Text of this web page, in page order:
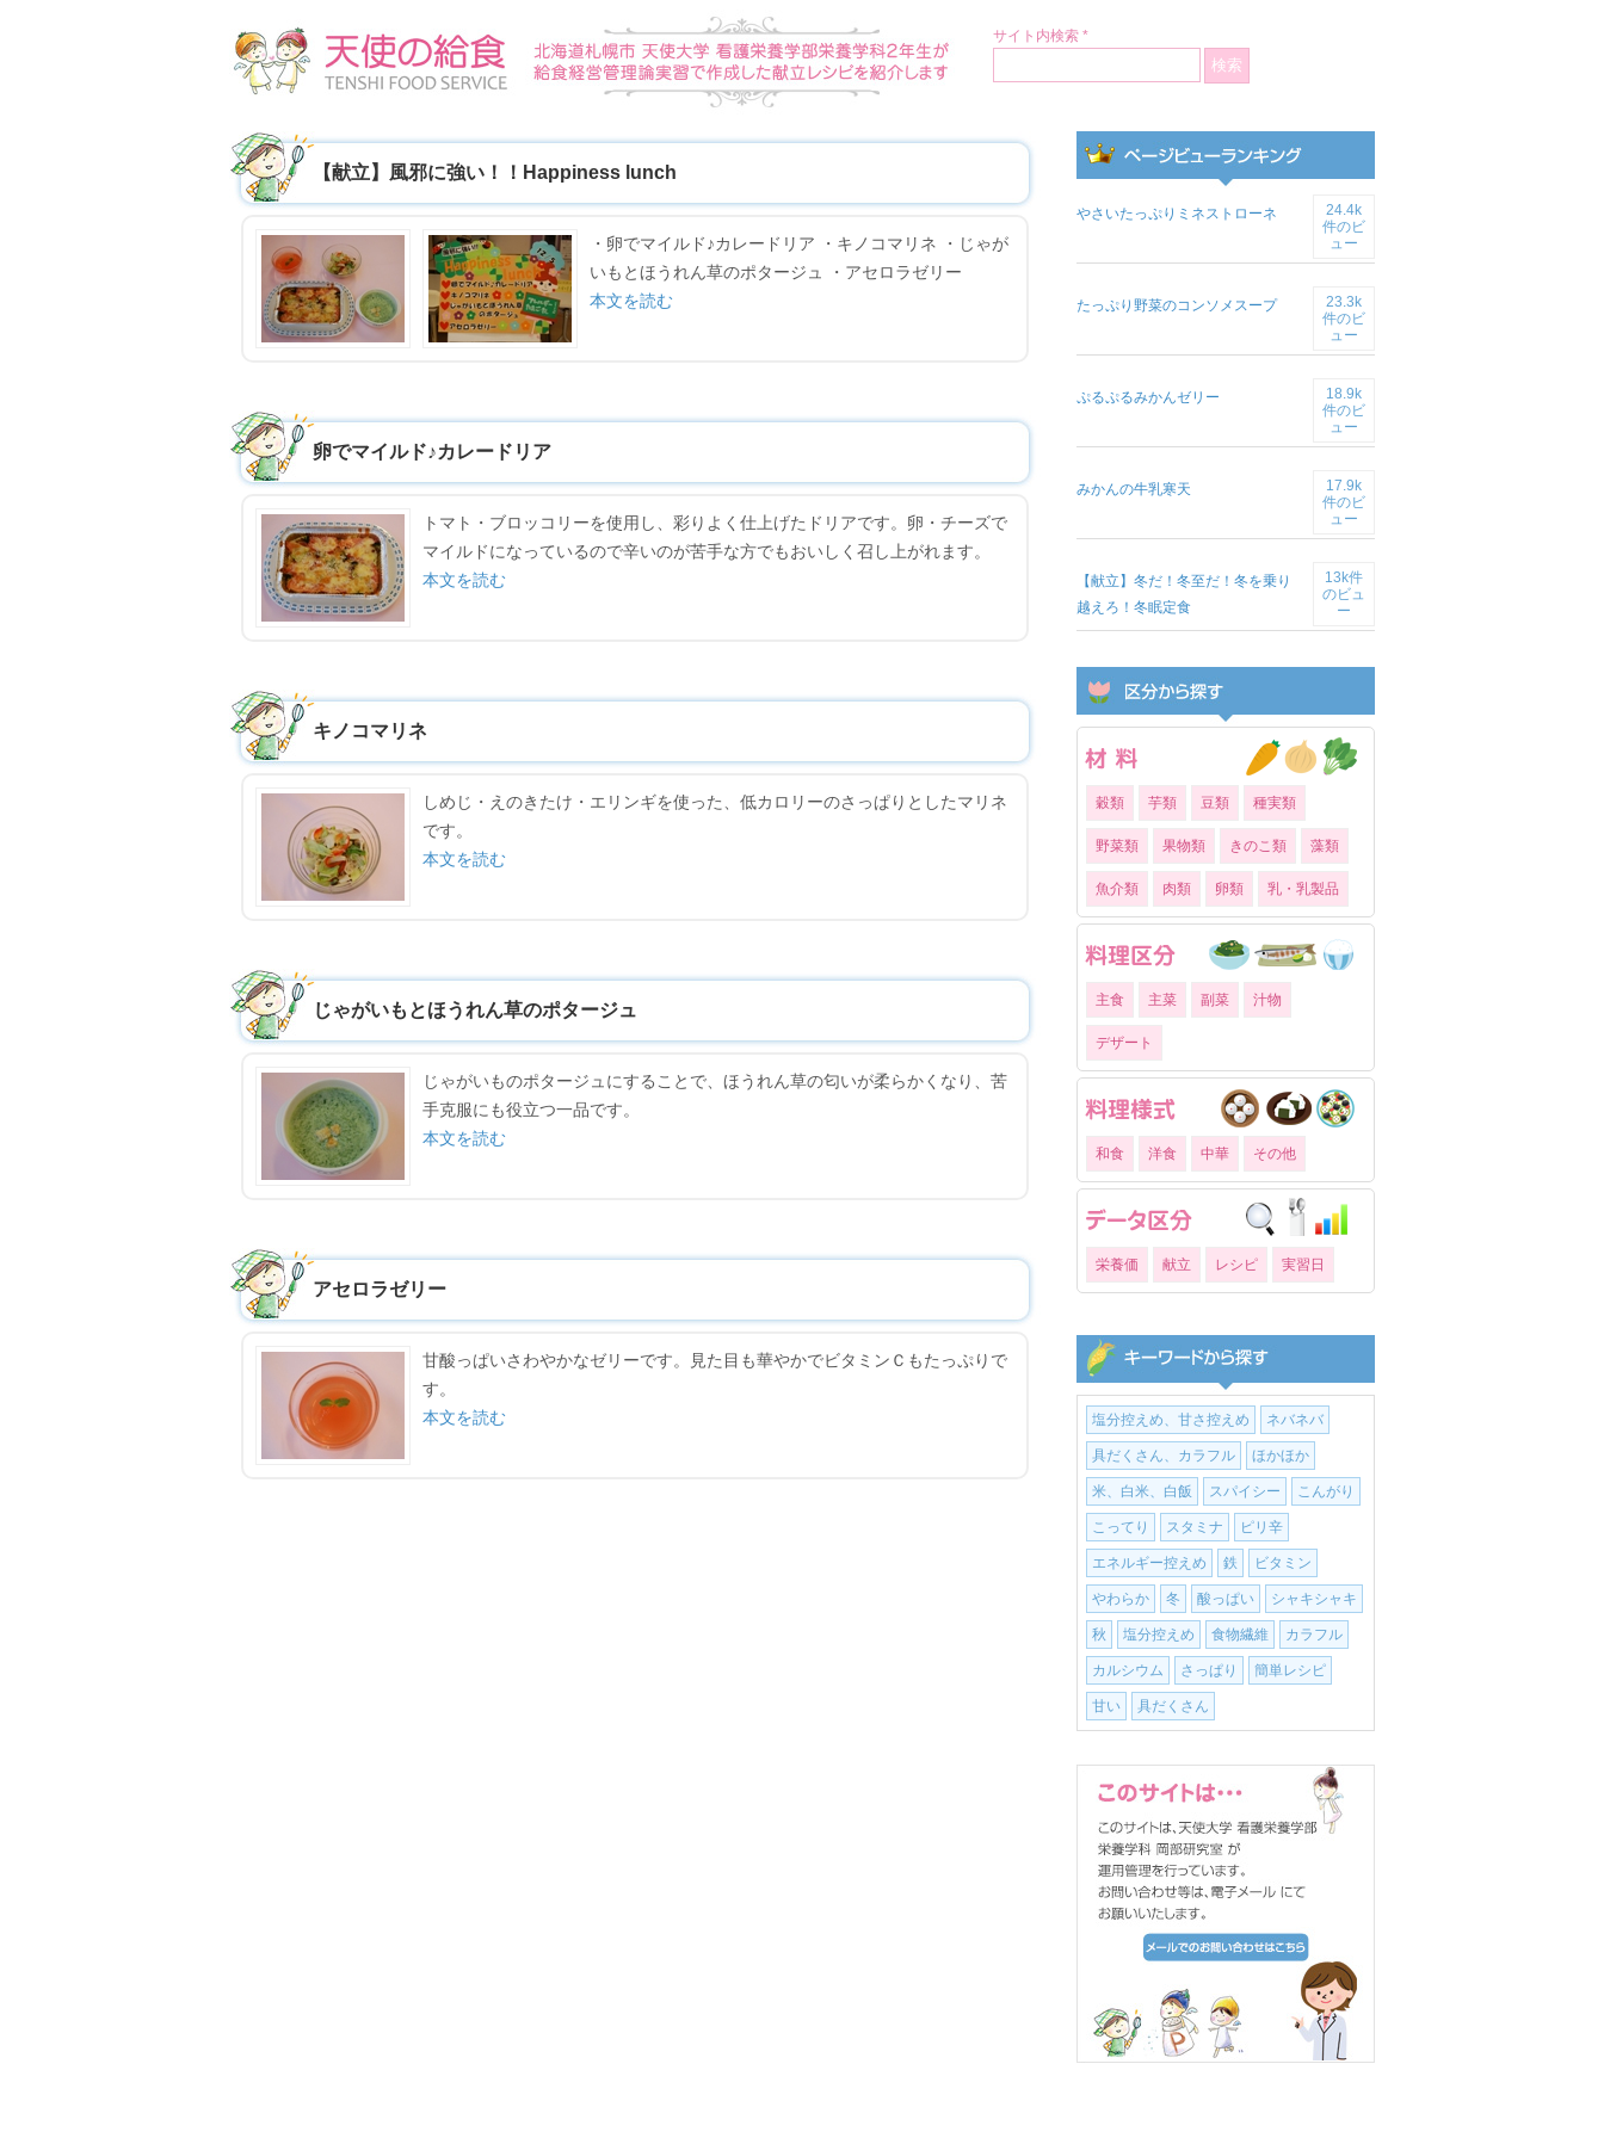
サイト内検索 *
【献立】風邪に強い！！Happiness lunch
・卵でマイルド♪カレードリア ・キノコマリネ ・じゃが
いもとほうれん草のポタージュ ・アセロラゼリー
本文を読む
卵でマイルド♪カレードリア
トマト・ブロッコリーを使用し、彩りよく仕上げたドリアです。卵・チーズで
マイルドになっているので辛いのが苦手な方でもおいしく召し上がれます。
本文を読む
キノコマリネ
しめじ・えのきたけ・エリンギを使った、低カロリーのさっぱりとしたマリネ
です。
本文を読む
じゃがいもとほうれん草のポタージュ
じゃがいものポタージュにすることで、ほうれん草の匂いが柔らかくなり、苦
手克服にも役立つ一品です。
本文を読む
アセロラゼリー
甘酸っぱいさわやかなゼリーです。見た目も華やかでビタミンＣもたっぷりで
す。
本文を読む
やさいたっぷりミネストローネ
24.4k
件のビ
ュー
たっぷり野菜のコンソメスープ
23.3k
件のビ
ュー
ぷるぷるみかんゼリー
18.9k
件のビ
ュー
みかんの牛乳寒天
17.9k
件のビ
ュー
【献立】冬だ！冬至だ！冬を乗り
越えろ！冬眠定食
13k件
のビュ
ー
穀類 芋類 豆類 種実類
野菜類 果物類 きのこ類 藻類
魚介類 肉類 卵類 乳・乳製品
主食 主菜 副菜 汁物
デザート
和食 洋食 中華 その他
栄養価 献立 レシピ 実習日
塩分控えめ、甘さ控えめ ネバネバ
具だくさん、カラフル ほかほか
米、白米、白飯 スパイシー こんがり
こってり スタミナ ピリ辛
エネルギー控えめ 鉄 ビタミン
やわらか 冬 酸っぱい シャキシャキ
秋 塩分控えめ 食物繊維 カラフル
カルシウム さっぱり 簡単レシピ
甘い 具だくさん